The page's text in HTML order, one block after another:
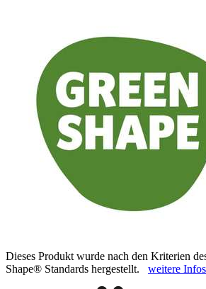
Dieses Produkt wurde nach den Kriterien
Shape® Standards hergestellt. weitere Infos